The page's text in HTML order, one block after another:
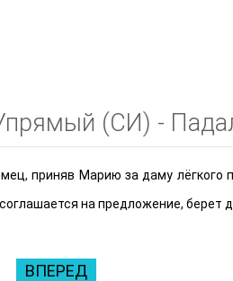
(СИ) -
приняв Марию за даму лёгкого
на предложение, берет
ВПЕРЕД